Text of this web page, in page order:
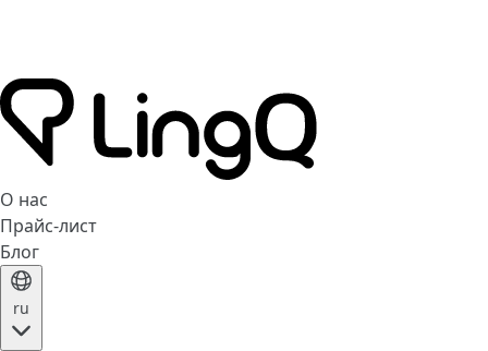
О нас
Прайс-лист
Блог
ru